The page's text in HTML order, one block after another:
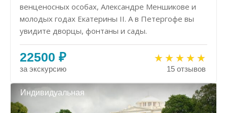
венценосных особах, Александре Меншикове и
молодых годах Екатерины II. А в Петергофе вы
увидите дворцы, фонтаны и сады.
22500 ₽
за экскурсию 15 отзывов
Индивидуальная